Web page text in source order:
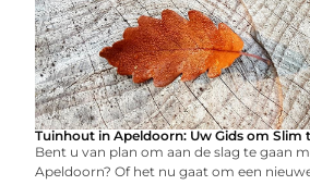
Tuinhout in Apeldoorn: Uw Gids om Slim
Bent u van plan om aan de slag te gaan
Apeldoorn? Of het nu gaat om een